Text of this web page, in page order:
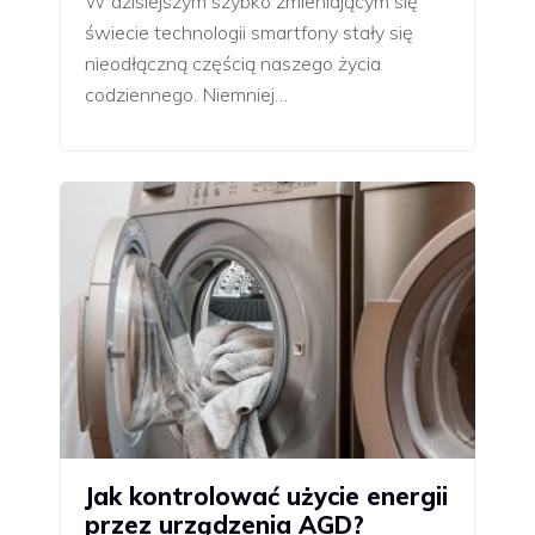
świecie technologii smartfony stały się
nieodłączną częścią naszego życia
codziennego. Niemniej…
Jak kontrolować użycie energii
przez urządzenia AGD?